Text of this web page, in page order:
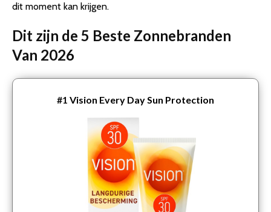
dit moment kan krijgen.
Dit zijn de 5 Beste Zonnebranden
Van 2026
#1 Vision Every Day Sun Protection